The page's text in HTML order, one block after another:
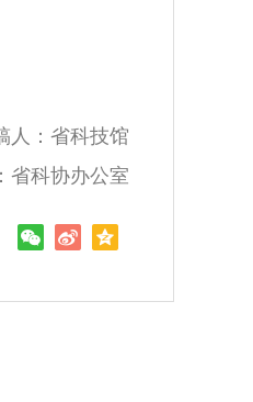
人：省科技馆
省科协办公室